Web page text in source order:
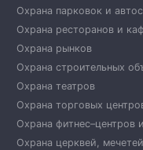
Охрана парковок и
Охрана ресторанов и
Охрана рынков
Охрана строительных
Охрана театров
Охрана торговых
Охрана
Охрана церквей,